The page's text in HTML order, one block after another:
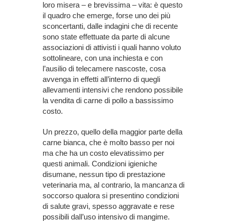
loro misera – e brevissima – vita: è questo
il quadro che emerge, forse uno dei più
sconcertanti, dalle indagini che di recente
sono state effettuate da parte di alcune
associazioni di attivisti i quali hanno voluto
sottolineare, con una inchiesta e con
l’ausilio di telecamere nascoste, cosa
avvenga in effetti all’interno di quegli
allevamenti intensivi che rendono possibile
la vendita di carne di pollo a bassissimo
costo.
Un prezzo, quello della maggior parte della
carne bianca, che è molto basso per noi
ma che ha un costo elevatissimo per
questi animali. Condizioni igieniche
disumane, nessun tipo di prestazione
veterinaria ma, al contrario, la mancanza di
soccorso qualora si presentino condizioni
di salute gravi, spesso aggravate e rese
possibili dall’uso intensivo di mangime.